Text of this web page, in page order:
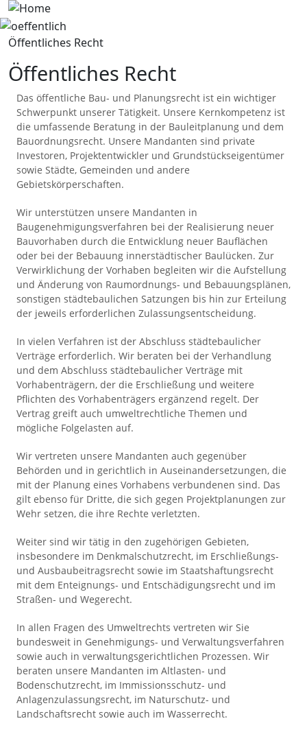
Skip to main content
Image
Öffentliches Recht
Öffentliches Recht
Das öffentliche Bau- und Planungsrecht ist ein wichtiger
Schwerpunkt unserer Tätigkeit. Unsere Kernkompetenz ist
die umfassende Beratung in der Bauleitplanung und dem
Bauordnungsrecht. Unsere Mandanten sind private
Investoren, Projektentwickler und Grundstückseigentümer
sowie Städte, Gemeinden und andere
Gebietskörperschaften.
Wir unterstützen unsere Mandanten in
Baugenehmigungsverfahren bei der Realisierung neuer
Bauvorhaben durch die Entwicklung neuer Bauflächen
oder bei der Bebauung innerstädtischer Baulücken. Zur
Verwirklichung der Vorhaben begleiten wir die Aufstellung
und Änderung von Raumordnungs- und Bebauungsplänen,
sonstigen städtebaulichen Satzungen bis hin zur Erteilung
der jeweils erforderlichen Zulassungsentscheidung.
In vielen Verfahren ist der Abschluss städtebaulicher
Verträge erforderlich. Wir beraten bei der Verhandlung
und dem Abschluss städtebaulicher Verträge mit
Vorhabenträgern, der die Erschließung und weitere
Pflichten des Vorhabenträgers ergänzend regelt. Der
Vertrag greift auch umweltrechtliche Themen und
mögliche Folgelasten auf.
Wir vertreten unsere Mandanten auch gegenüber
Behörden und in gerichtlich in Auseinandersetzungen, die
mit der Planung eines Vorhabens verbundenen sind. Das
gilt ebenso für Dritte, die sich gegen Projektplanungen zur
Wehr setzen, die ihre Rechte verletzten.
Weiter sind wir tätig in den zugehörigen Gebieten,
insbesondere im Denkmalschutzrecht, im Erschließungs-
und Ausbaubeitragsrecht sowie im Staatshaftungsrecht
mit dem Enteignungs- und Entschädigungsrecht und im
Straßen- und Wegerecht.
In allen Fragen des Umweltrechts vertreten wir Sie
bundesweit in Genehmigungs- und Verwaltungsverfahren
sowie auch in verwaltungsgerichtlichen Prozessen. Wir
beraten unsere Mandanten im Altlasten- und
Bodenschutzrecht, im Immissionsschutz- und
Anlagenzulassungsrecht, im Naturschutz- und
Landschaftsrecht sowie auch im Wasserrecht.